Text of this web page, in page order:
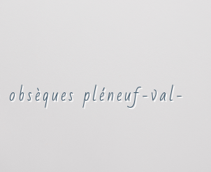
pléneuf-val-